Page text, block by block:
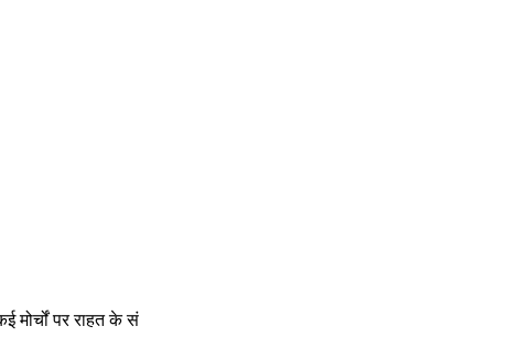
मोर्चों पर राहत के सं